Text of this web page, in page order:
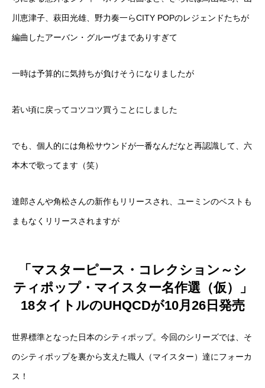
川恵津子、萩田光雄、野力奏一らCITY POPのレジェンドたちが
編曲したアーバン・グルーヴまでありすぎて
一時は予算的に気持ちが負けそうになりましたが
若い頃に戻ってコツコツ買うことにしました
でも、個人的には角松サウンドが一番なんだなと再認識して、六
本木で歌ってます（笑）
達郎さんや角松さんの新作もリリースされ、ユーミンのベストも
まもなくリリースされますが
「マスターピース・コレクション～シ
ティポップ・マイスター名作選（仮）」
18タイトルのUHQCDが10月26日発売
世界標準となった日本のシティポップ。今回のシリーズでは、そ
のシティポップを裏から支えた職人（マイスター）達にフォーカ
ス！